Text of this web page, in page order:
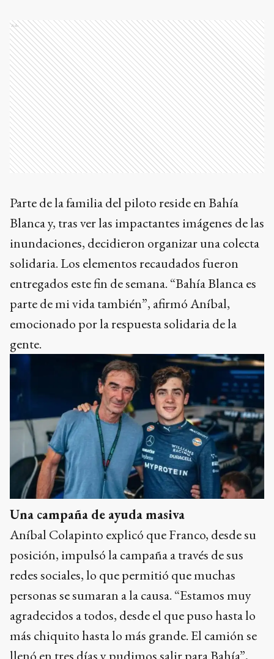
Ads
Parte de la familia del piloto reside en Bahía
Blanca y, tras ver las impactantes imágenes de las
inundaciones, decidieron organizar una colecta
solidaria. Los elementos recaudados fueron
entregados este fin de semana. “Bahía Blanca es
parte de mi vida también”, afirmó Aníbal,
emocionado por la respuesta solidaria de la
gente.
Una campaña de ayuda masiva
Aníbal Colapinto explicó que Franco, desde su
posición, impulsó la campaña a través de sus
redes sociales, lo que permitió que muchas
personas se sumaran a la causa. “Estamos muy
agradecidos a todos, desde el que puso hasta lo
más chiquito hasta lo más grande. El camión se